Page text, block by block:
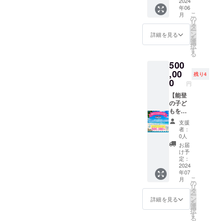
企業と
して会
社名、
ロゴ、
バナー
を掲載
いただ
きま
す。 期
間：
2024年
6月16
日〜
2025年
6月15日
備考欄
に、掲
載する
会社名
を記入
くださ
い。 ロ
ゴとバ
ナーに
関して
はメー
年06
月
詳細を見る
こ
の
リ
タ
ー
ン
を
選
択
す
る
500
,00
0 円
残り4
【能登
の子ど
もを連
れて行
ける
券】 6
月30日
開催の
海あし
びなー
SUN
フェス
タ2024
に、あ
なたの
支援で
支援
者：
0人
お届
け予
定：
2024
年07
月
詳細を見る
こ
の
リ
タ
ー
ン
を
選
択
す
る